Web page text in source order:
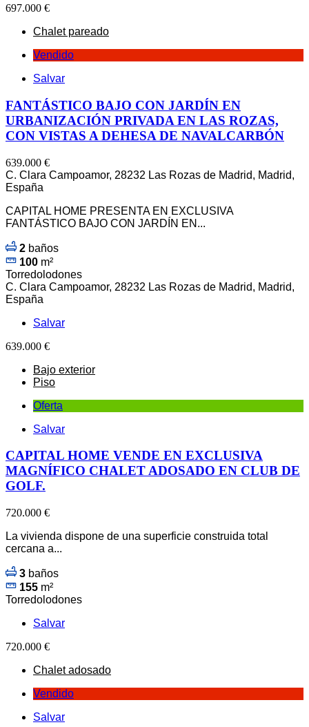
697.000 €
Chalet pareado
Vendido
Salvar
FANTÁSTICO BAJO CON JARDÍN EN
URBANIZACIÓN PRIVADA EN LAS ROZAS,
CON VISTAS A DEHESA DE NAVALCARBÓN
639.000 €
C. Clara Campoamor, 28232 Las Rozas de Madrid, Madrid,
España
CAPITAL HOME PRESENTA EN EXCLUSIVA
FANTÁSTICO BAJO CON JARDÍN EN...
2 baños
100 m²
Torredolodones
C. Clara Campoamor, 28232 Las Rozas de Madrid, Madrid,
España
Salvar
639.000 €
Bajo exterior
Piso
Oferta
Salvar
CAPITAL HOME VENDE EN EXCLUSIVA
MAGNÍFICO CHALET ADOSADO EN CLUB DE
GOLF.
720.000 €
La vivienda dispone de una superficie construida total
cercana a...
3 baños
155 m²
Torredolodones
Salvar
720.000 €
Chalet adosado
Vendido
Salvar